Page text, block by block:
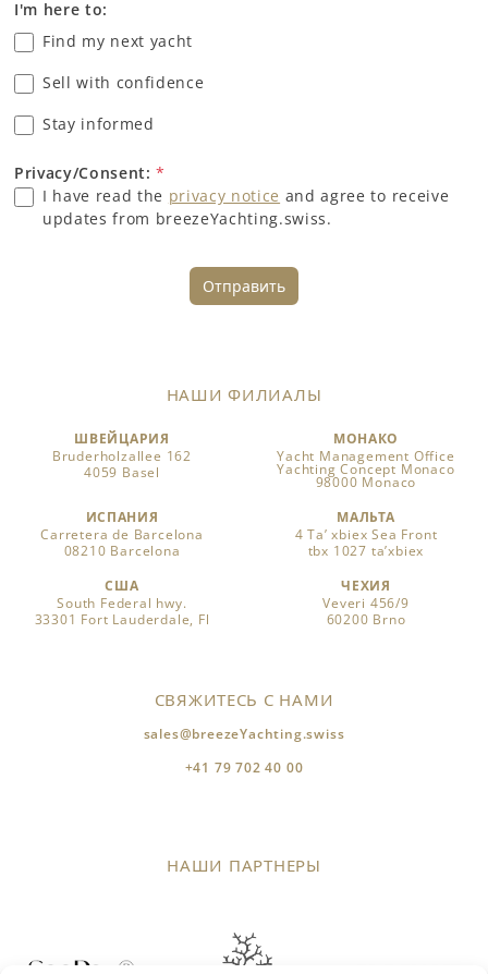
I'm here to:
Find my next yacht
Sell with confidence
Stay informed
Privacy/Consent:*
I have read the privacy notice and agree to receive
updates from breezeYachting.swiss.
Отправить
НАШИ ФИЛИАЛЫ
ШВЕЙЦАРИЯ
Bruderholzallee 162
4059 Basel
МОНАКО
Yacht Management Office
Yachting Concept Monaco
98000 Monaco
ИСПАНИЯ
Carretera de Barcelona
08210 Barcelona
МАЛЬТА
4 Ta’ xbiex Sea Front
tbx 1027 ta’xbiex
США
South Federal hwy.
33301 Fort Lauderdale, Fl
ЧЕХИЯ
Veveri 456/9
60200 Brno
СВЯЖИТЕСЬ С НАМИ
sales@breezeYachting.swiss
+41 79 702 40 00
НАШИ ПАРТНЕРЫ